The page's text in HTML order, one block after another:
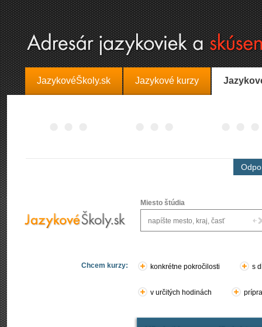
JazykovéŠkoly.sk Jazykové kurzy
Miesto štúdia
Chcem kurzy: konkrétne pokročilosti s
v určitých hodinách